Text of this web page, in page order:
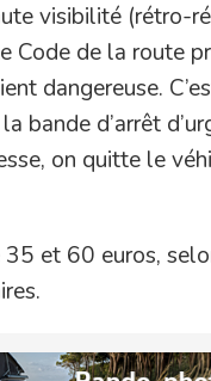
visibilité (rétro-
Code de la route
dangereuse.
bande d’arrêt
on quitte le
et 60 euros,